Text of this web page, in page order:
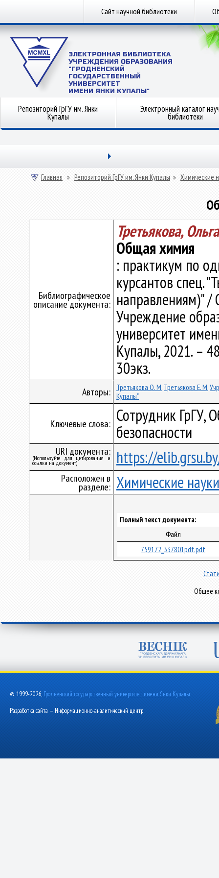
Сайт научной библиотеки
ЭЛЕКТРОННАЯ БИБЛИОТЕКА
УЧРЕЖДЕНИЯ ОБРАЗОВАНИЯ
"ГРОДНЕНСКИЙ
ГОСУДАРСТВЕННЫЙ
УНИВЕРСИТЕТ
ИМЕНИ ЯНКИ КУПАЛЫ"
Репозиторий ГрГУ им. Янки
Купалы
Электронный каталог
библиотеки
Главная » Репозиторий ГрГУ им. Янки Купалы » Химические
Библиографическое
описание документа:
Третьякова,
Общая химия
: практикум по
курсантов спец.
направлениям)" /
Учреждение
университет
Купалы, 2021. –
30экз.
Авторы: Третьякова О. М. Третьякова Е. М.
Купалы"
Ключевые слова: Сотрудник ГрГУ,
безопасности
URI документа:
(Используйте для цитирования и
ссылки на документ) https://
Расположен в
разделе: Химические науки
Полный текст документа:
Файл
759172_337801pdf.pdf
Общее
© 1999-2026, Гродненский государственный университет имени Янки Купалы
Разработка сайта — Информационно-аналитический центр